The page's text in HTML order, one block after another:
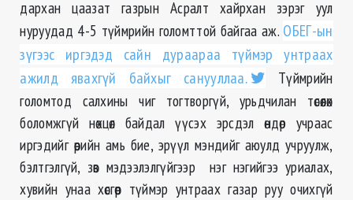
дархан цаазат газрын Асралт хайрхан зэрэг уул
нуруудад 4-5 түймрийн голомттой байгаа аж. ОБЕГ-ын
зүгээс иргэдэд сайн дураараа түймэр унтраах
ажилд явахгүй байхыг санууллаа.
Түймрийн
голомтод салхины чиг тогтворгүй, урьдчилан төсөөлөх
боломжгүй нөхцөл байдал үүсэх эрсдэл өндөр учраас
иргэдийг өөрийн амь бие, эрүүл мэндийг аюулд учруулж,
бэлтгэлгүй, зөв мэдээлэлгүйгээр нэг нэгийгээ уриалах,
хувийн унаа хөсгөөр түймэр унтраах газар руу очихгүй